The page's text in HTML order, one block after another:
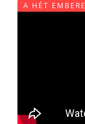
A HÉT EMBERE